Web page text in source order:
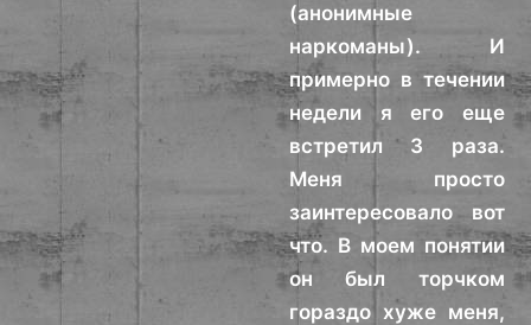
(анонимные
наркоманы). И
примерно в течении
недели я его еще
встретил 3 раза.
Меня просто
заинтересовало вот
что. В моем понятии
он был торчком
гораздо хуже меня,